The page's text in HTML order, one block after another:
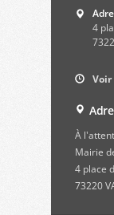
4
À
Mairie
4 place
73220